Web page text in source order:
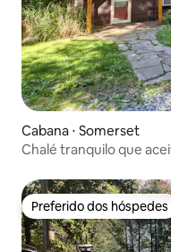
Cabana ⋅ Somerset
Chalé tranquilo que
Preferido dos hóspedes
Preferido dos hóspedes